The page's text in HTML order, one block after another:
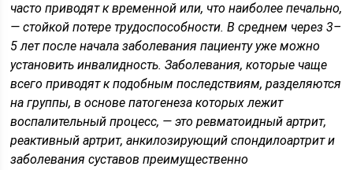
часто приводят к временной или, что наиболее печально,
— стойкой потере трудоспособности. В среднем через 3–
5 лет после начала заболевания пациенту уже можно
установить инвалидность. Заболевания, которые чаще
всего приводят к подобным последствиям, разделяются
на группы, в основе патогенеза которых лежит
воспалительный процесс, — это ревматоидный артрит,
реактивный артрит, анкилозирующий спондилоартрит и
заболевания суставов преимущественно